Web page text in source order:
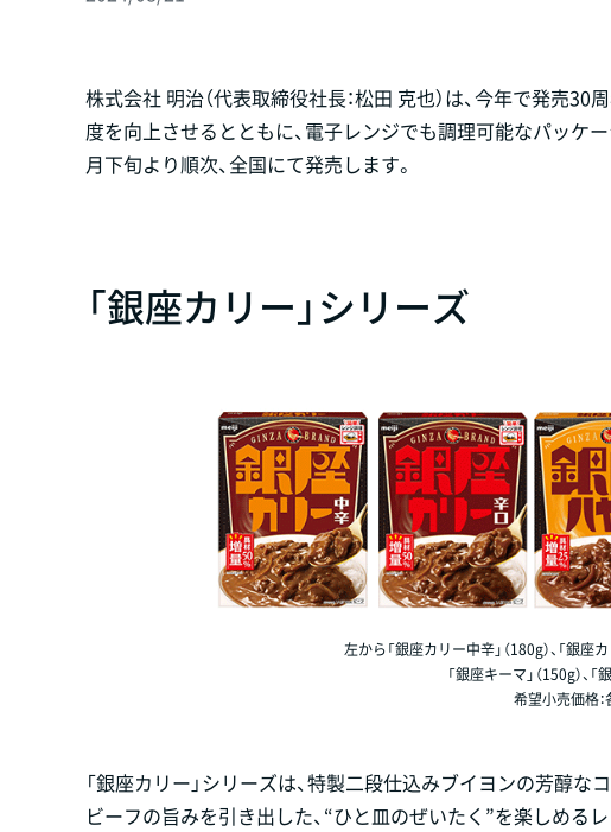
株式会社 明治（代表取締役社長：松田 克也）は、今年で発売
度を向上させるとともに、電子レンジでも調理可能なパッケ
月下旬より順次、全国にて発売します。
「銀座カリー」シリーズ
左から「銀座カリー中辛」（180g）、「銀座カ
「銀座キーマ」（150g）、
希望小売価格：
「銀座カリー」シリーズは、特製二段仕込みブイヨンの芳醇
ビーフの旨みを引き出した、“ひと皿のぜいたく”を楽しめる